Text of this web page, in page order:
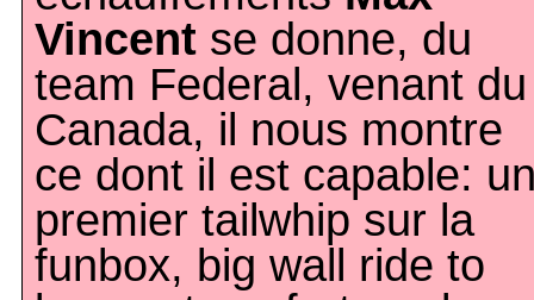
Vincent se donne, du
team Federal, venant du
Canada, il nous montre
ce dont il est capable:
premier tailwhip sur la
funbox, big wall ride to